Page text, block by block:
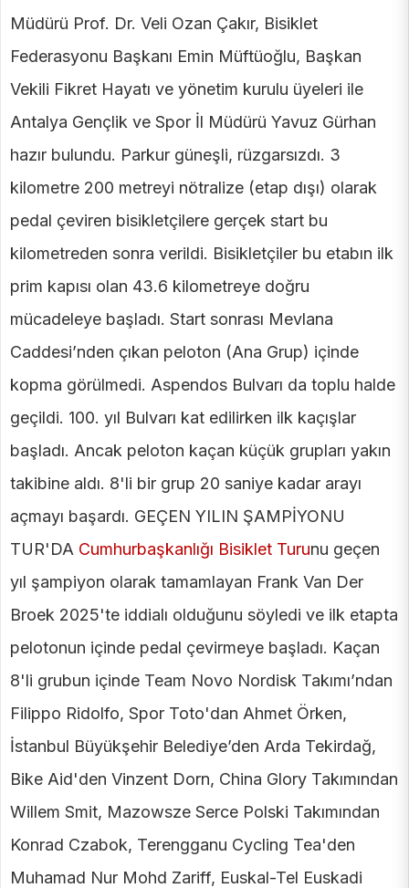
Müdürü Prof. Dr. Veli Ozan Çakır, Bisiklet
Federasyonu Başkanı Emin Müftüoğlu, Başkan
Vekili Fikret Hayatı ve yönetim kurulu üyeleri ile
Antalya Gençlik ve Spor İl Müdürü Yavuz Gürhan
hazır bulundu. Parkur güneşli, rüzgarsızdı. 3
kilometre 200 metreyi nötralize (etap dışı) olarak
pedal çeviren bisikletçilere gerçek start bu
kilometreden sonra verildi. Bisikletçiler bu etabın ilk
prim kapısı olan 43.6 kilometreye doğru
mücadeleye başladı. Start sonrası Mevlana
Caddesi’nden çıkan peloton (Ana Grup) içinde
kopma görülmedi. Aspendos Bulvarı da toplu halde
geçildi. 100. yıl Bulvarı kat edilirken ilk kaçışlar
başladı. Ancak peloton kaçan küçük grupları yakın
takibine aldı. 8'li bir grup 20 saniye kadar arayı
açmayı başardı. GEÇEN YILIN ŞAMPİYONU
TUR'DA Cumhurbaşkanlığı Bisiklet Turunu geçen
yıl şampiyon olarak tamamlayan Frank Van Der
Broek 2025'te iddialı olduğunu söyledi ve ilk etapta
pelotonun içinde pedal çevirmeye başladı. Kaçan
8'li grubun içinde Team Novo Nordisk Takımı’ndan
Filippo Ridolfo, Spor Toto'dan Ahmet Örken,
İstanbul Büyükşehir Belediye’den Arda Tekirdağ,
Bike Aid'den Vinzent Dorn, China Glory Takımından
Willem Smit, Mazowsze Serce Polski Takımından
Konrad Czabok, Terengganu Cycling Tea'den
Muhamad Nur Mohd Zariff, Euskal-Tel Euskadi